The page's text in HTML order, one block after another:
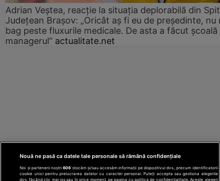
Adrian Veștea, reacție la situația deplorabilă din
Județean Brașov: „Oricât aș fi eu de președinte, nu
bag peste fluxurile medicale. De asta a făcut școală
managerul” actualitate.net
Nouă ne pasă ca datele tale personale să rămână confidențiale
Noi și partenerii noștri606 stocăm și/sau accesăm informații pe dispozitivul dvs., precum identificatorii
cookie unici pentru prelucrarea datelor cu caracter personal. Puteți accepta sau gestiona alegerile
dvs. făcând clic mai jos sau în orice moment, pe pagina cu politica de confidențialitate. Aceste alegeri